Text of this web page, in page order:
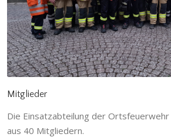
Mitglieder
Die Einsatzabteilung der
aus 40 Mitgliedern.